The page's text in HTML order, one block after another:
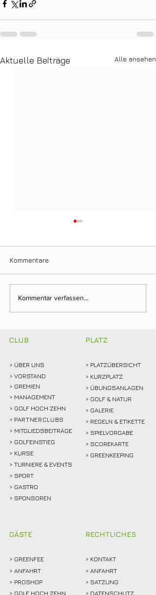
Aktuelle Beiträge Alle ansehen
Clubmeisterschaften
Kommentare
Kommentar verfassen...
CLUB
> ÜBER UNS
> VORSTAND
> GREMIEN
> MANAGEMENT
> GOLF HOCH ZEHN
> PARTNERCLUBS
> MITGLIEDSBEITRÄGE
> GOLFEINSTIEG
> KURSE
> TURNIERE & EVENTS
> SPORT
> GASTRO
> SPONSOREN
GÄSTE
> GREENFEE
> ANFAHRT
> PROSHOP
> GOLF HOCH ZEHN
PLATZ
> PLATZÜBERSICHT
> KURZPLATZ
> ÜBUNGSANLAGEN
> GOLF & NATUR
> GALERIE
> REGELN & ETIKETTE
> SPIELVORGABE
> SCOREKARTE
> GREENKEEPING
RECHTLICHES
> KONTAKT
> ANFAHRT
> SATZUNG
> DATENSCHUTZ